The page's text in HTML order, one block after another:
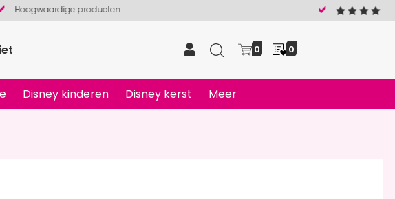
0 0
Disney kinderen Disney kerst Meer